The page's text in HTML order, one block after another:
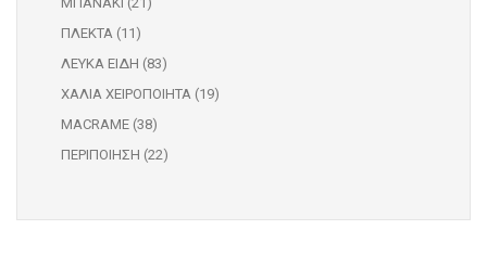
ΠΛΕΚΤΑ (11)
ΛΕΥΚΑ ΕΙΔΗ (83)
ΧΑΛΙΑ ΧΕΙΡΟΠΟΙΗΤΑ (19)
MACRAME (38)
ΠΕΡΙΠΟΙΗΣΗ (22)